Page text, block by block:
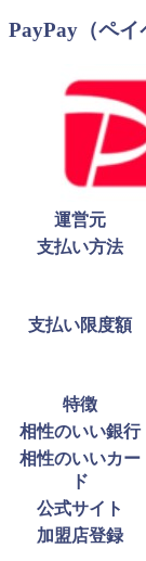
PayPay（ペイ
運営元
支払い方法
支払い限度額
特徴
相性のいい銀行
相性のいいカー
ド
公式サイト
加盟店登録